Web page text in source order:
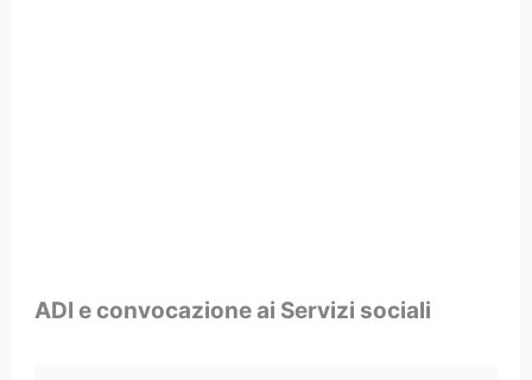
ADI e convocazione ai Servizi sociali